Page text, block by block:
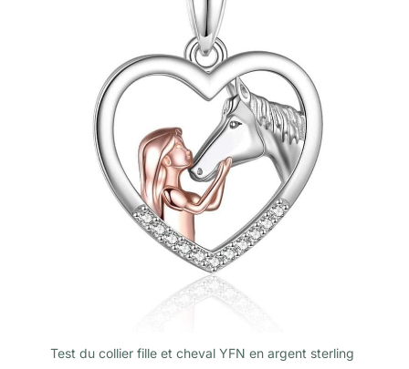
Test du collier fille et cheval YFN en argent sterling